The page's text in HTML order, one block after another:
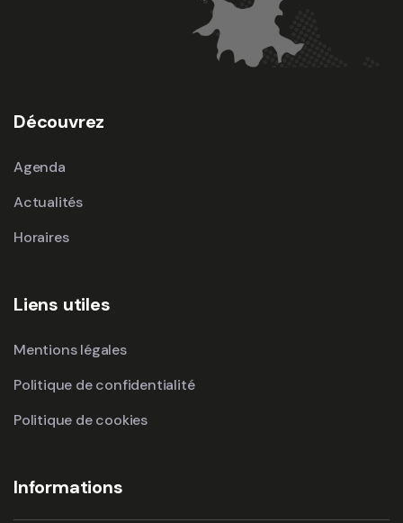
Découvrez
Agenda
Actualités
Horaires
Liens utiles
Mentions légales
Politique de confidentialité
Politique de cookies
Informations